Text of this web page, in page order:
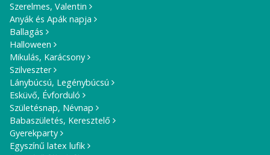
Szerelmes, Valentin
Anyák és Apák napja
Ballagás
Halloween
Mikulás, Karácsony
Szilveszter
Lánybúcsú, Legénybúcsú
Esküvő, Évforduló
Születésnap, Névnap
Babaszületés, Keresztelő
Gyerekparty
Egyszínű latex lufik